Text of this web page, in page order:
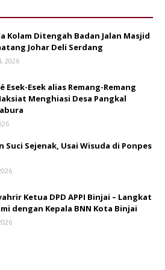
Kolam Ditengah Badan Jalan Masjid
Johar Deli Serdang
2026
Esek-Esek alias Remang-Remang
Menghiasi Desa Pangkal
Suci Sejenak, Usai Wisuda di Ponpes
Ketua DPD APPI Binjai – Langkat
dengan Kepala BNN Kota Binjai